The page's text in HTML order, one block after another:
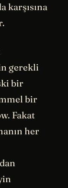
karşısına
gerekli
bir
bir
Fakat
her